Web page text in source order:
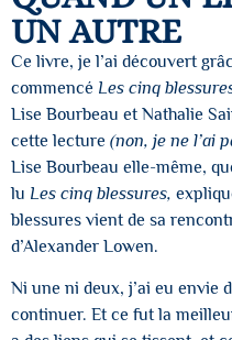
UN AUTRE
Ce livre, je l’ai découvert
commencé Les cinq
Lise Bourbeau et Nathalie
cette lecture (non, je ne l’ai
Lise Bourbeau elle-même,
lu Les cinq blessures,
blessures vient de sa
d’Alexander Lowen.
Ni une ni deux, j’ai eu envie
continuer. Et ce fut la